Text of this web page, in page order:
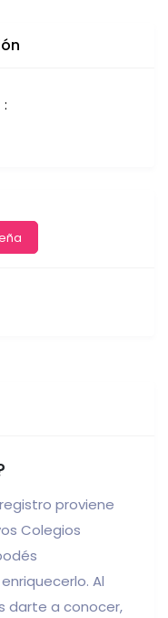
proviene
Colegios
Al
darte a conocer,